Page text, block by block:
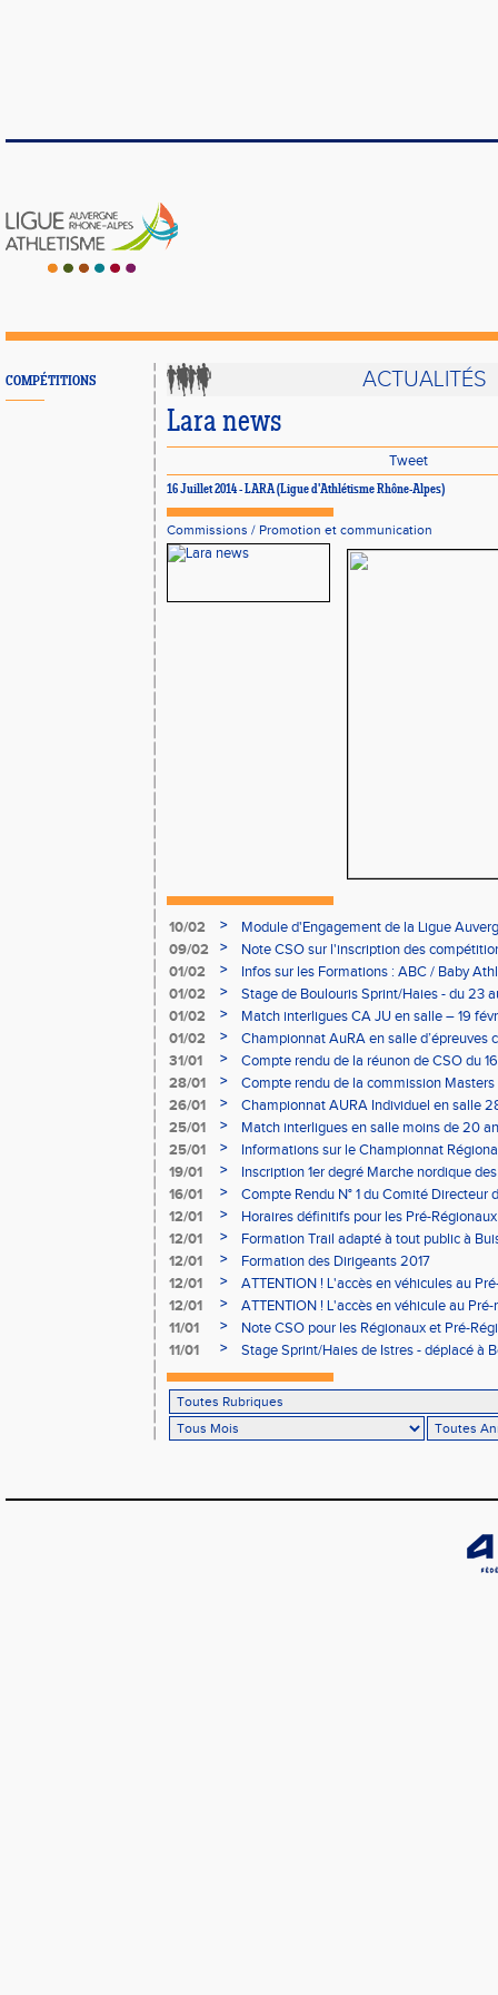
COMPÉTITIONS ACTUALITÉS
Lara news
Tweet
16 Juillet 2014 - LARA (Ligue d'Athlétisme Rhône-Alpes)
Commissions / Promotion et communication
10/02 >
Module d'Engagement de la Ligue
09/02
>
Note CSO sur l'inscription des
01/02
>
Infos sur les Formations : ABC / Baby
01/02
>
Stage de Boulouris Sprint/Haies - du 23
01/02
>
Match interligues CA JU en salle – 19
01/02
>
Championnat AuRA en salle d’épreuves
- le 12 février
31/01 >
Compte rendu de la réunon de CSO du
28/01
>
Compte rendu de la commission
à Bourgoin
26/01 >
Championnat AURA Individuel en salle
25/01
>
Match interligues en salle moins de 20
25/01
>
Informations sur le Championnat
05/02
19/01 >
Inscription 1er degré Marche nordique
03/02 (sous condition)
16/01 >
Compte Rendu N° 1 du Comité Directeur
12/01
>
Horaires définitifs pour les Pré-
Aubière
12/01 >
Formation Trail adapté à tout public à
12/01
>
Formation des Dirigeants 2017
12/01
>
ATTENTION ! L'accès en véhicules au
Bains sera réglementé
12/01 >
ATTENTION ! L'accès en véhicule au
Bains sera réglementé
11/01 >
Note CSO pour les Régionaux et Pré-
11/01
> Stage Sprint/Haies de Istres - déplacé à